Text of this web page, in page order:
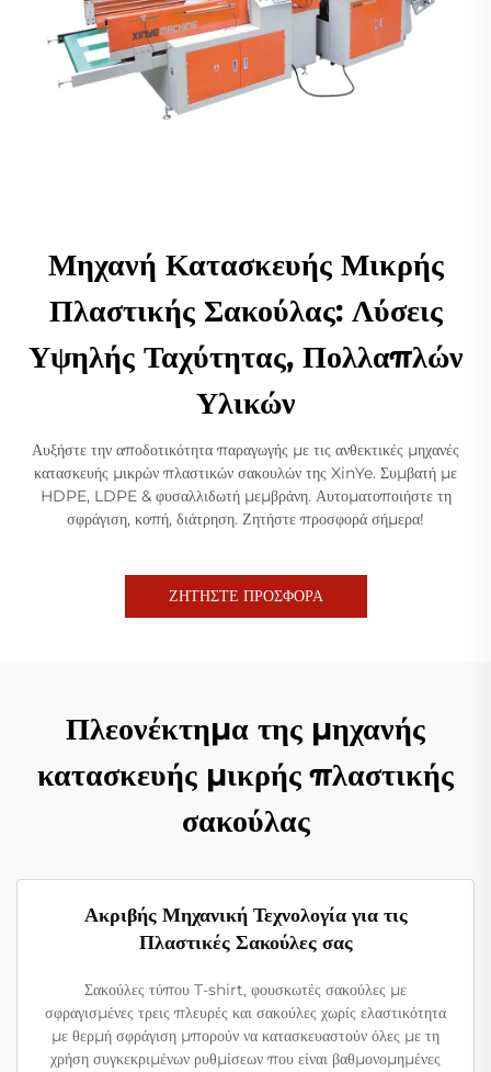
Μηχανή Κατασκευής Μικρής
Πλαστικής Σακούλας: Λύσεις
Υψηλής Ταχύτητας, Πολλαπλών
Υλικών
Αυξήστε την αποδοτικότητα παραγωγής με τις ανθεκτικές μηχανές
κατασκευής μικρών πλαστικών σακουλών της XinYe. Συμβατή με
HDPE, LDPE & φυσαλλιδωτή μεμβράνη. Αυτοματοποιήστε τη
σφράγιση, κοπή, διάτρηση. Ζητήστε προσφορά σήμερα!
ΖΗΤΗΣΤΕ ΠΡΟΣΦΟΡΑ
Πλεονέκτημα της μηχανής
κατασκευής μικρής πλαστικής
σακούλας
Ακριβής Μηχανική Τεχνολογία για τις
Πλαστικές Σακούλες σας
Σακούλες τύπου T-shirt, φουσκωτές σακούλες με
σφραγισμένες τρεις πλευρές και σακούλες χωρίς ελαστικότητα
με θερμή σφράγιση μπορούν να κατασκευαστούν όλες με τη
χρήση συγκεκριμένων ρυθμίσεων που είναι βαθμονομημένες